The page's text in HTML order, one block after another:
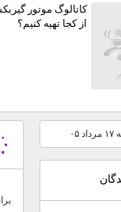
از کجا تهیه کنیم؟
۰۵